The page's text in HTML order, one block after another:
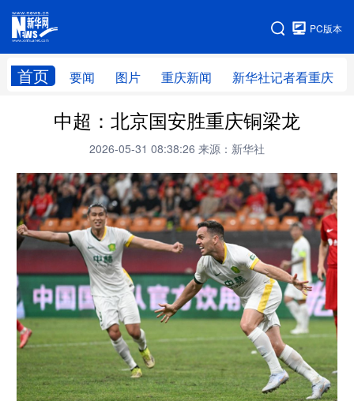
PC版本
首页 要闻 图片 重庆新闻 新华社记者看重庆
网站地图
中超：北京国安胜重庆铜梁龙
2026-05-31 08:38:26 来源：新华社